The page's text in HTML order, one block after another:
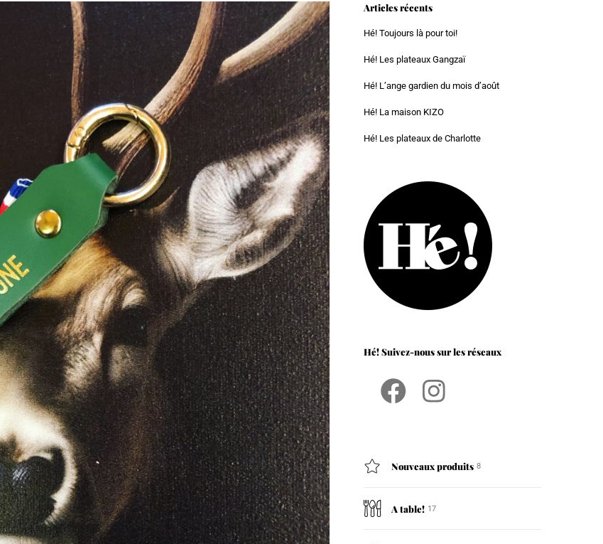
Articles récents
Hé! Toujours là pour toi!
Hé! Les plateaux Gangzaï
Hé! L’ange gardien du mois d’août
Hé! La maison KIZO
Hé! Les plateaux de Charlotte
Hé! Suivez-nous sur les réseaux
Facebook
Nouveaux produits 8
A table! 17